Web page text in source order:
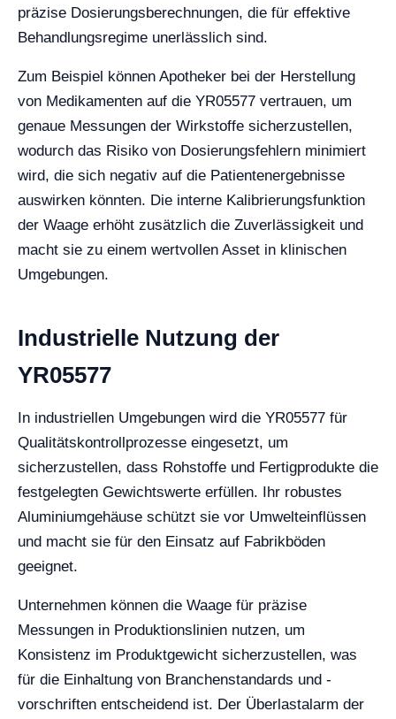
präzise Dosierungsberechnungen, die für effektive
Behandlungsregime unerlässlich sind.
Zum Beispiel können Apotheker bei der Herstellung
von Medikamenten auf die YR05577 vertrauen, um
genaue Messungen der Wirkstoffe sicherzustellen,
wodurch das Risiko von Dosierungsfehlern minimiert
wird, die sich negativ auf die Patientenergebnisse
auswirken könnten. Die interne Kalibrierungsfunktion
der Waage erhöht zusätzlich die Zuverlässigkeit und
macht sie zu einem wertvollen Asset in klinischen
Umgebungen.
Industrielle Nutzung der
YR05577
In industriellen Umgebungen wird die YR05577 für
Qualitätskontrollprozesse eingesetzt, um
sicherzustellen, dass Rohstoffe und Fertigprodukte die
festgelegten Gewichtswerte erfüllen. Ihr robustes
Aluminiumgehäuse schützt sie vor Umwelteinflüssen
und macht sie für den Einsatz auf Fabrikböden
geeignet.
Unternehmen können die Waage für präzise
Messungen in Produktionslinien nutzen, um
Konsistenz im Produktgewicht sicherzustellen, was
für die Einhaltung von Branchenstandards und -
vorschriften entscheidend ist. Der Überlastalarm der